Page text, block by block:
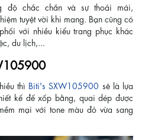
độ chắc chắn và sự thoải mái,
tuyệt vời khi mang. Bạn cũng có
với nhiều kiểu trang phục khác
du lịch,...
thì Biti's SXW105900 sẽ là lựa
kế đế xốp bằng, quai dép được
mại với tone màu đỏ vừa sang